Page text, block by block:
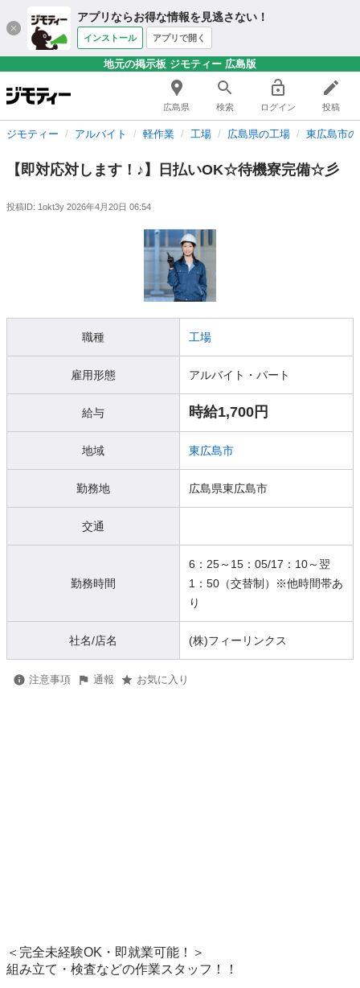
アプリならお得な情報を見逃さない！
インストール アプリで開く
地元の掲示板 ジモティー 広島版
広島県 検索 ログイン 投稿
ジモティー アルバイト 軽作業 工場 広島県の工場 東広島市
【即対応対します！♪】日払いOK☆待機寮完備☆彡
投稿ID: 1okt3y 2026年4月20日 06:54
職種 工場
雇用形態 アルバイト・パート
給与 時給1,700円
地域 東広島市
勤務地 広島県東広島市
交通
勤務時間
6：25～15：05/17：10～翌
1：50（交替制）※他時間帯あ
り
社名/店名 (株)フィーリンクス
注意事項 通報 お気に入り
＜完全未経験OK・即就業可能！＞
組み立て・検査などの作業スタッフ！！